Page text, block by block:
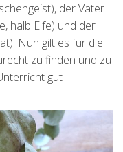
der Vater
halb Elfe) und der
Nun gilt es für die
zu finden und zu
gut